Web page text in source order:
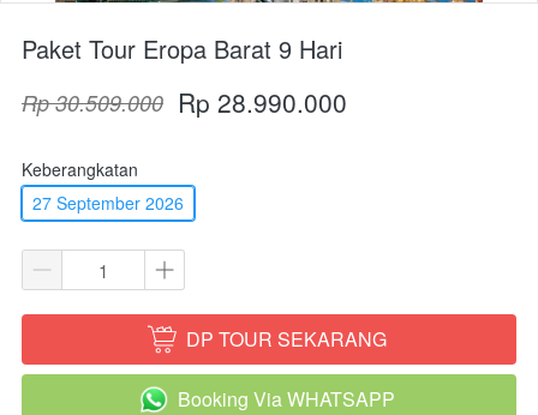
Paket Tour Eropa Barat 9 Hari
Rp 30.509.000 Rp 28.990.000
Keberangkatan
27 September 2026
` DP TOUR SEKARANG
` Booking Via WHATSAPP